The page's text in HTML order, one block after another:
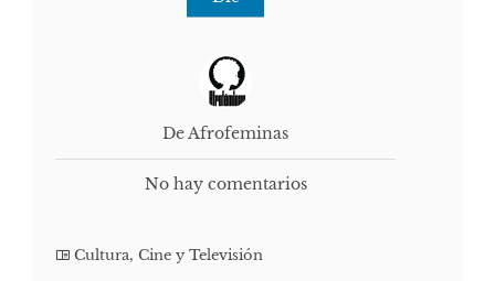
De Afrofeminas
No hay comentarios
Cultura, Cine y Televisión